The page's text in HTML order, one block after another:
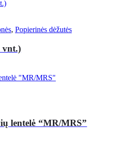
, Popierinės dėžutės
vnt.)
lentelė “MR/MRS”